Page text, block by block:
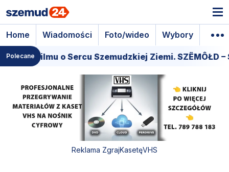
Home Wiadomości Foto/wideo Wybory
Polecane
filmu o Sercu Szemudzkiej Ziemi. SZËMÔŁD –
Reklama ZgrajKasetęVHS